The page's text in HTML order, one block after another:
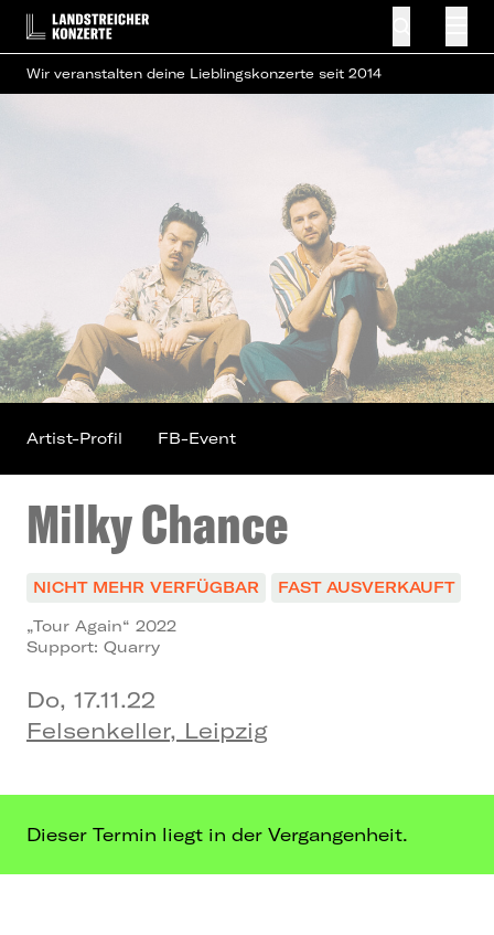
Wir veranstalten deine Lieblingskonzerte seit 2014
Milky Chance
NICHT MEHR VERFÜGBAR
FAST AUSVERKAUFT
„Tour Again“ 2022
Support: Quarry
Do, 17.11.22
Felsenkeller, Leipzig
Artist-Profil FB-Event
Dieser Termin liegt in der Vergangenheit.